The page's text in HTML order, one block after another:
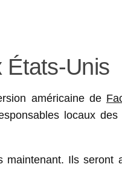
États-Unis
américaine de
locaux des
maintenant. Ils seront